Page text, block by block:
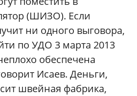
(ШИЗО). Если
ни одного выговора,
по УДО 3 марта 2013
обеспечена
Исаев. Деньги,
швейная фабрика,